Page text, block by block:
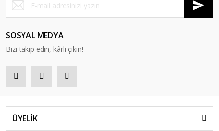
SOSYAL MEDYA
Bizi takip edin, kârlı çıkın!
ÜYELİK